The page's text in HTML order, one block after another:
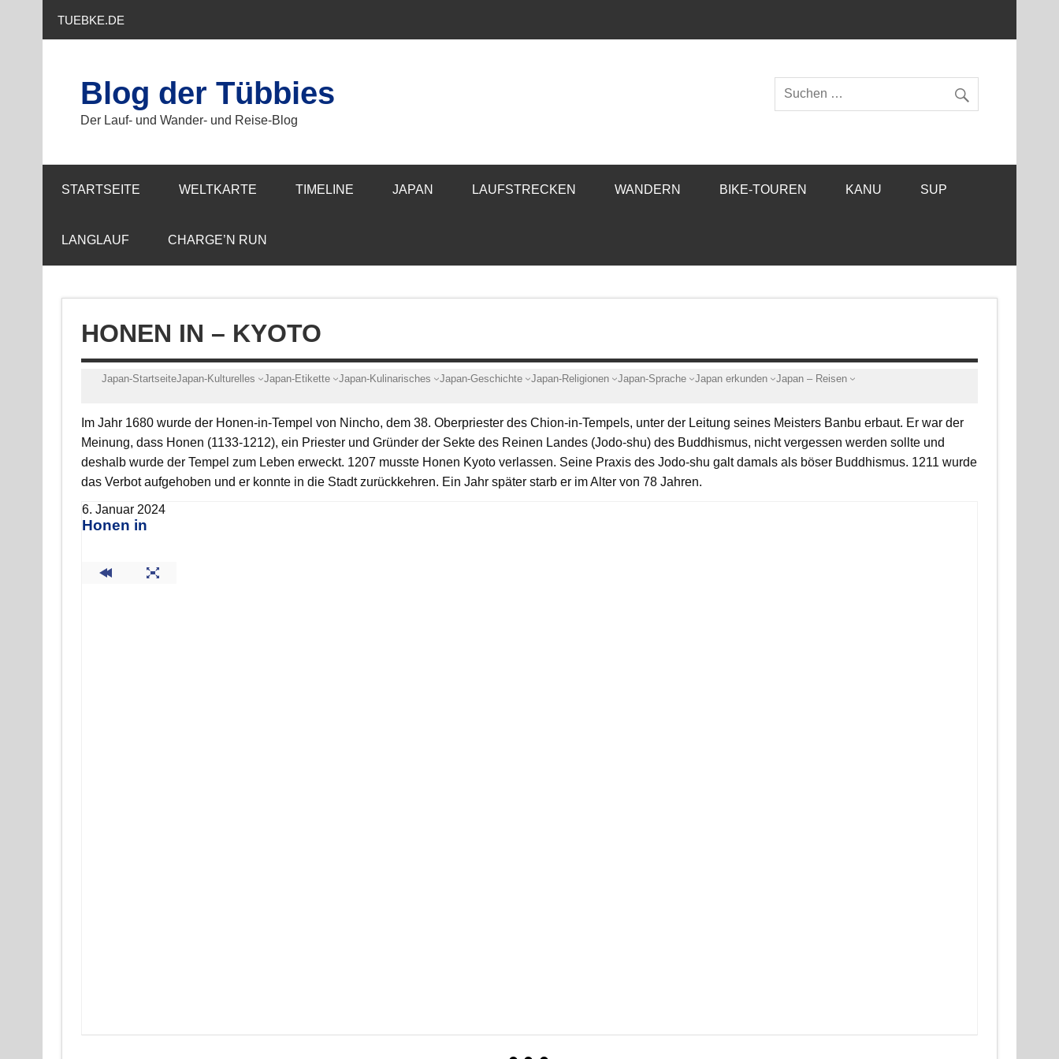
TUEBKE.DE
Blog der Tübbies
Der Lauf- und Wander- und Reise-Blog
STARTSEITE WELTKARTE TIMELINE JAPAN LAUFSTRECKEN WANDERN BIKE-TOUREN KANU SUP
LANGLAUF CHARGE’N RUN
HONEN IN – KYOTO
Japan-StartseiteJapan-Kulturelles Japan-Etikette Japan-Kulinarisches Japan-Geschichte Japan-Religionen Japan-Sprache Japan erkunden Japan – Reisen
Im Jahr 1680 wurde der Honen-in-Tempel von Nincho, dem 38. Oberpriester des Chion-in-Tempels, unter der Leitung seines Meisters Banbu erbaut. Er war der
Meinung, dass Honen (1133-1212), ein Priester und Gründer der Sekte des Reinen Landes (Jodo-shu) des Buddhismus, nicht vergessen werden sollte und
deshalb wurde der Tempel zum Leben erweckt. 1207 musste Honen Kyoto verlassen. Seine Praxis des Jodo-shu galt damals als böser Buddhismus. 1211 wurde
das Verbot aufgehoben und er konnte in die Stadt zurückkehren. Ein Jahr später starb er im Alter von 78 Jahren.
6. Januar 2024
Honen in